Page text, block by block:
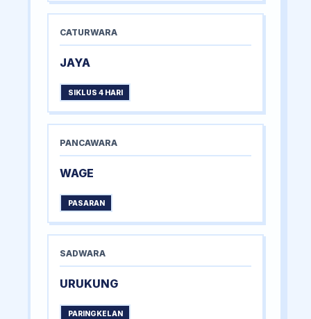
CATURWARA
JAYA
SIKLUS 4 HARI
PANCAWARA
WAGE
PASARAN
SADWARA
URUKUNG
PARINGKELAN